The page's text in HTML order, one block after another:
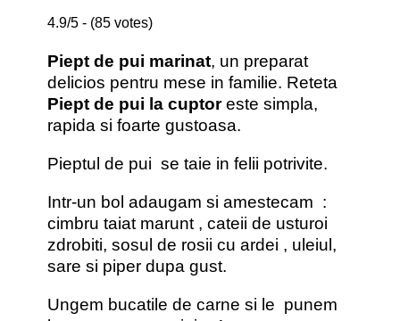
4.9/5 - (85 votes)
Piept de pui marinat, un preparat
delicios pentru mese in familie. Reteta
Piept de pui la cuptoreste simpla,
rapida si foarte gustoasa.
Pieptul de pui se taie in felii potrivite.
Intr-un bol adaugam si amestecam :
cimbru taiat marunt , cateii de usturoi
zdrobiti, sosul de rosii cu ardei , uleiul,
sare si piper dupa gust.
Ungem bucatile de carne si le punem